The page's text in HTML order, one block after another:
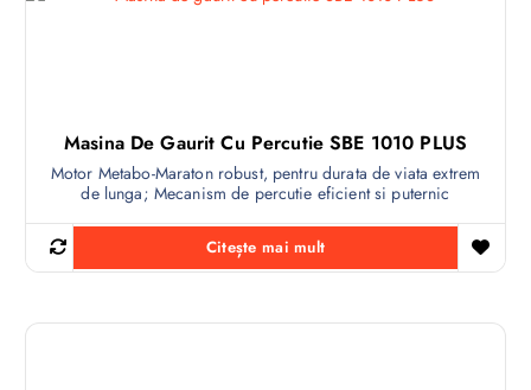
Masina De Gaurit Cu Percutie SBE 1010 PLUS
Motor Metabo-Maraton robust, pentru durata de viata extrem
de lunga; Mecanism de percutie eficient si puternic
Citește mai mult